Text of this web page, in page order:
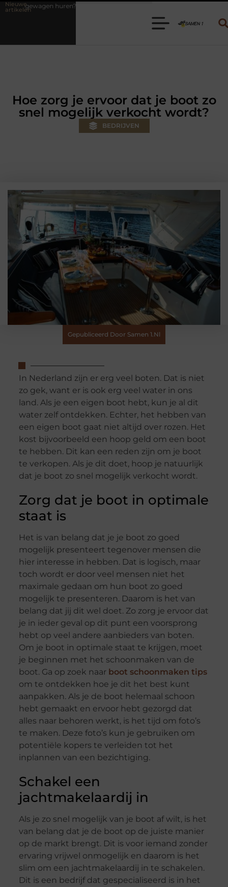
Nieuwe
artikelen
Kies de juiste aanhanger voor jouw klus
Hoe zorg je ervoor dat je boot zo
snel mogelijk verkocht wordt?
BEDRIJVEN
Gepubliceerd Door Samen 1.nl
In Nederland zijn er erg veel boten. Dat is niet
zo gek, want er is ook erg veel water in ons
land. Als je een eigen boot hebt, kun je al dit
water zelf ontdekken. Echter, het hebben van
een eigen boot gaat niet altijd over rozen. Het
kost bijvoorbeeld een hoop geld om een boot
te hebben. Dit kan een reden zijn om je boot
te verkopen. Als je dit doet, hoop je natuurlijk
dat je boot zo snel mogelijk verkocht wordt.
Zorg dat je boot in optimale
staat is
Het is van belang dat je je boot zo goed
mogelijk presenteert tegenover mensen die
hier interesse in hebben. Dat is logisch, maar
toch wordt er door veel mensen niet het
maximale gedaan om hun boot zo goed
mogelijk te presenteren. Daarom is het van
belang dat jij dit wel doet. Zo zorg je ervoor dat
je in ieder geval op dit punt een voorsprong
hebt op veel andere aanbieders van boten.
Om je boot in optimale staat te krijgen, moet
je beginnen met het schoonmaken van de
boot. Ga op zoek naar boot schoonmaken tips
om te ontdekken hoe je dit het best kunt
aanpakken. Als je de boot helemaal schoon
hebt gemaakt en ervoor hebt gezorgd dat
alles naar behoren werkt, is het tijd om foto’s
te maken. Deze foto’s kun je gebruiken om
potentiële kopers te verleiden tot het
inplannen van een bezichtiging.
Schakel een
jachtmakelaardij in
Als je zo snel mogelijk van je boot af wilt, is het
van belang dat je de boot op de juiste manier
op de markt brengt. Dit is voor iemand zonder
ervaring vrijwel onmogelijk en daarom is het
slim om een jachtmakelaardij in te schakelen.
Dit is een bedrijf dat gespecialiseerd is in het